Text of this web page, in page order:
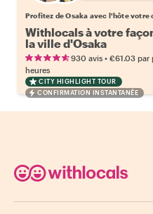
Profitez de Osaka avec l'hôte votre
Withlocals à votre
la ville d'Osaka
930 avis • €61.03 par
heures
CITY HIGHLIGHT TOUR
CONFIRMATION INSTANTANÉE